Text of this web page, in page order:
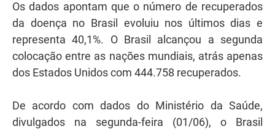
Os dados apontam que o número de recuperados
da doença no Brasil evoluiu nos últimos dias e
representa 40,1%. O Brasil alcançou a segunda
colocação entre as nações mundiais, atrás apenas
dos Estados Unidos com 444.758 recuperados.
De acordo com dados do Ministério da Saúde,
divulgados na segunda-feira (01/06), o Brasil